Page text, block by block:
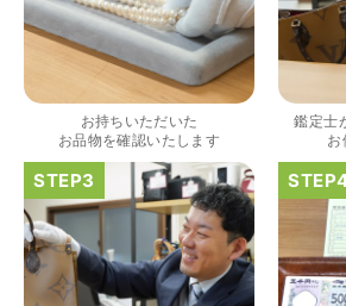
（大阪府大阪市）きれいにして頂いた
出していただいたのが初めてで感動し
お持ちいただいた
お品物を確認いたします
鑑定士
お